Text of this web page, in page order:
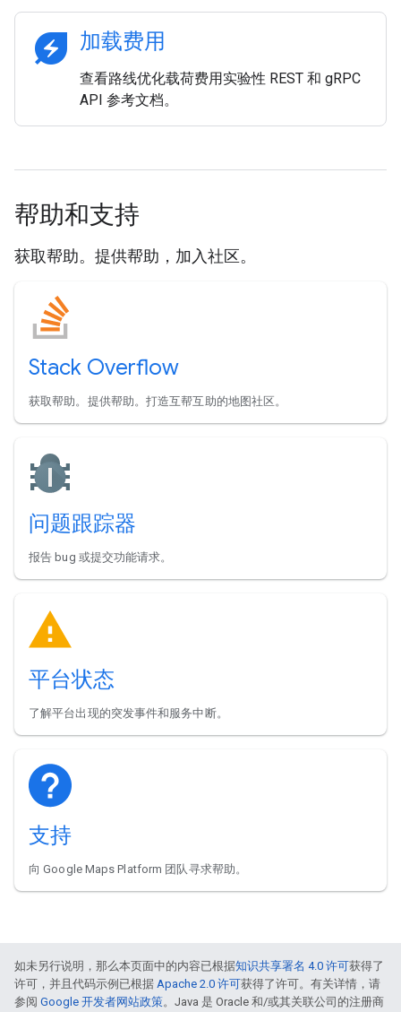
energy_savings_leaf 加载费用
查看路线优化载荷费用实验性 REST 和 gRPC
API 参考文档。
帮助和支持
获取帮助。提供帮助，加入社区。
Stack Overflow
获取帮助。提供帮助。打造互帮互助的地图社区。
问题跟踪器
报告 bug 或提交功能请求。
平台状态
了解平台出现的突发事件和服务中断。
支持
向 Google Maps Platform 团队寻求帮助。
如未另行说明，那么本页面中的内容已根据知识共享署名 4.0 许可获得了
许可，并且代码示例已根据 Apache 2.0 许可获得了许可。有关详情，请
参阅 Google 开发者网站政策。Java 是 Oracle 和/或其关联公司的注册商